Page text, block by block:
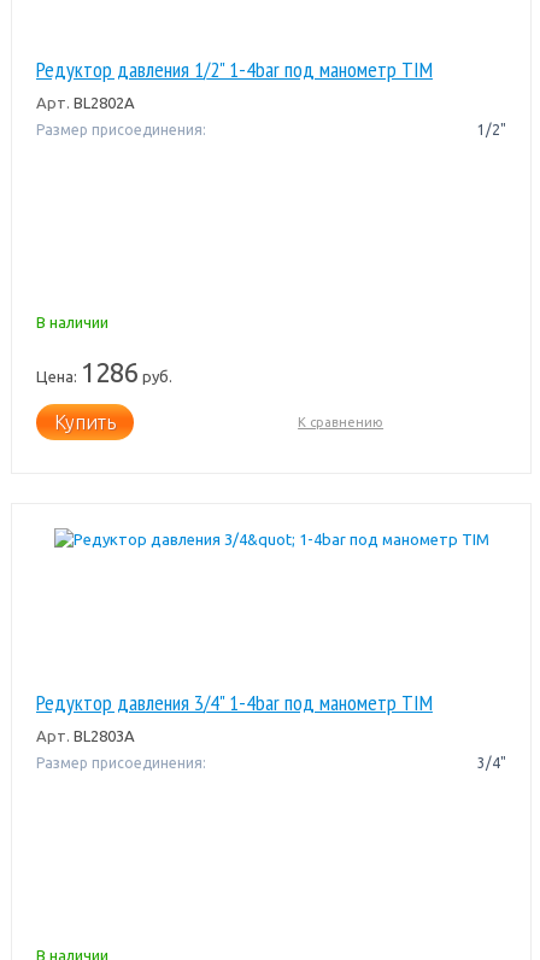
Редуктор давления 1/2" 1-4bar под манометр TIM
Арт. BL2802A
Размер присоединения: 1/2"
В наличии
Цена: 1286 руб.
Купить К сравнению
Редуктор давления 3/4" 1-4bar под манометр TIM
Арт. BL2803A
Размер присоединения: 3/4"
В наличии